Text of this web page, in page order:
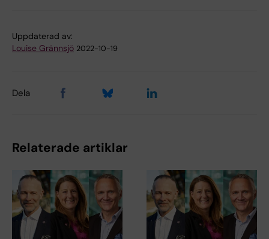
Uppdaterad av:
Louise Grännsjö 2022-10-19
Dela
Relaterade artiklar